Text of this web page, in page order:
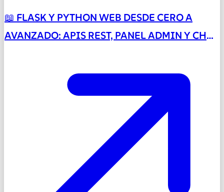
📖 FLASK Y PYTHON WEB DESDE CERO A
AVANZADO: APIS REST, PANEL ADMIN Y CHAT